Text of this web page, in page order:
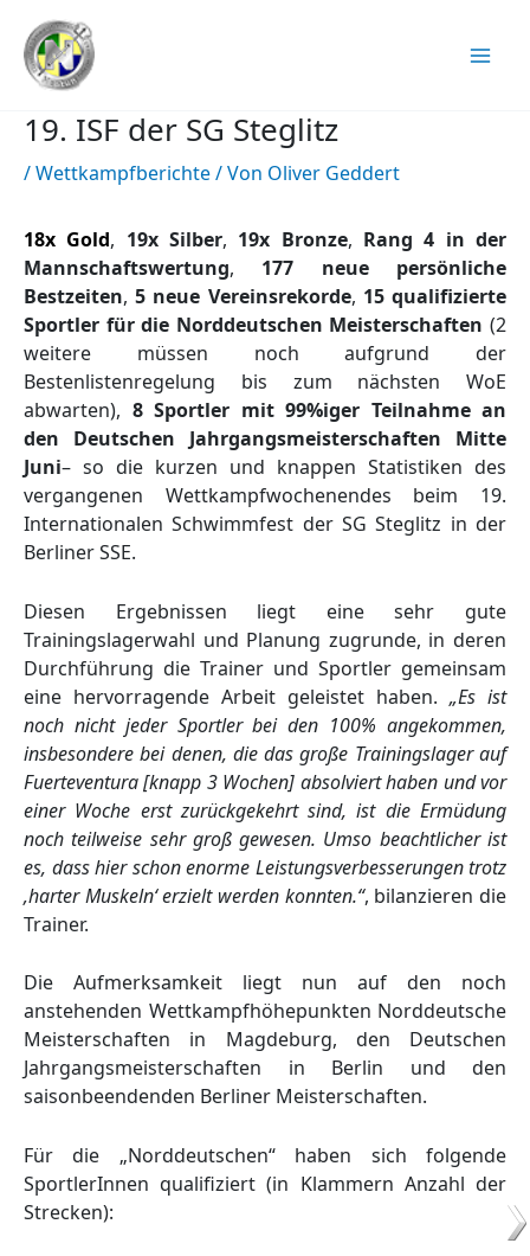
Inhalt
springen
19. ISF der SG Steglitz
/Wettkampfberichte/ Von Oliver Geddert
18x Gold, 19x Silber, 19x Bronze, Rang 4 in der
Mannschaftswertung, 177 neue persönliche
Bestzeiten, 5 neue Vereinsrekorde, 15 qualifizierte
Sportler für die Norddeutschen Meisterschaften (2
weitere müssen noch aufgrund der
Bestenlistenregelung bis zum nächsten WoE
abwarten), 8 Sportler mit 99%iger Teilnahme an
den Deutschen Jahrgangsmeisterschaften Mitte
Juni– so die kurzen und knappen Statistiken des
vergangenen Wettkampfwochenendes beim 19.
Internationalen Schwimmfest der SG Steglitz in der
Berliner SSE.
Diesen Ergebnissen liegt eine sehr gute
Trainingslagerwahl und Planung zugrunde, in deren
Durchführung die Trainer und Sportler gemeinsam
eine hervorragende Arbeit geleistet haben. „Es ist
noch nicht jeder Sportler bei den 100% angekommen,
insbesondere bei denen, die das große Trainingslager auf
Fuerteventura [knapp 3 Wochen] absolviert haben und vor
einer Woche erst zurückgekehrt sind, ist die Ermüdung
noch teilweise sehr groß gewesen. Umso beachtlicher ist
es, dass hier schon enorme Leistungsverbesserungen trotz
‚harter Muskeln‘ erzielt werden konnten.“, bilanzieren die
Trainer.
Die Aufmerksamkeit liegt nun auf den noch
anstehenden Wettkampfhöhepunkten Norddeutsche
Meisterschaften in Magdeburg, den Deutschen
Jahrgangsmeisterschaften in Berlin und den
saisonbeendenden Berliner Meisterschaften.
Für die „Norddeutschen“ haben sich folgende
SportlerInnen qualifiziert (in Klammern Anzahl der
Strecken):